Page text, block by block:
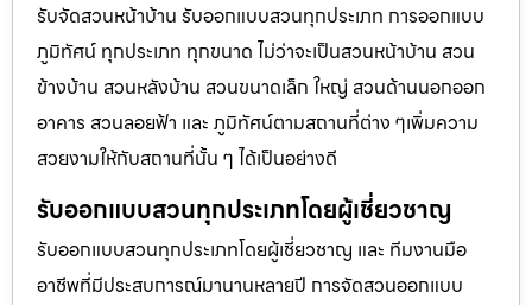
รับจัดสวนหน้าบ้าน รับออกแบบสวนทุกประเภท การออกแบบ
ภูมิทัศน์ ทุกประเภท ทุกขนาด ไม่ว่าจะเป็นสวนหน้าบ้าน สวน
ข้างบ้าน สวนหลังบ้าน สวนขนาดเล็ก ใหญ่ สวนด้านนอกออก
อาคาร สวนลอยฟ้า และ ภูมิทัศน์ตามสถานที่ต่าง ๆเพิ่มความ
สวยงามให้กับสถานที่นั้น ๆ ได้เป็นอย่างดี
รับออกแบบสวนทุกประเภทโดยผู้เชี่ยวชาญ
รับออกแบบสวนทุกประเภทโดยผู้เชี่ยวชาญ และ ทีมงานมือ
อาชีพที่มีประสบการณ์มานานหลายปี การจัดสวนออกแบบ